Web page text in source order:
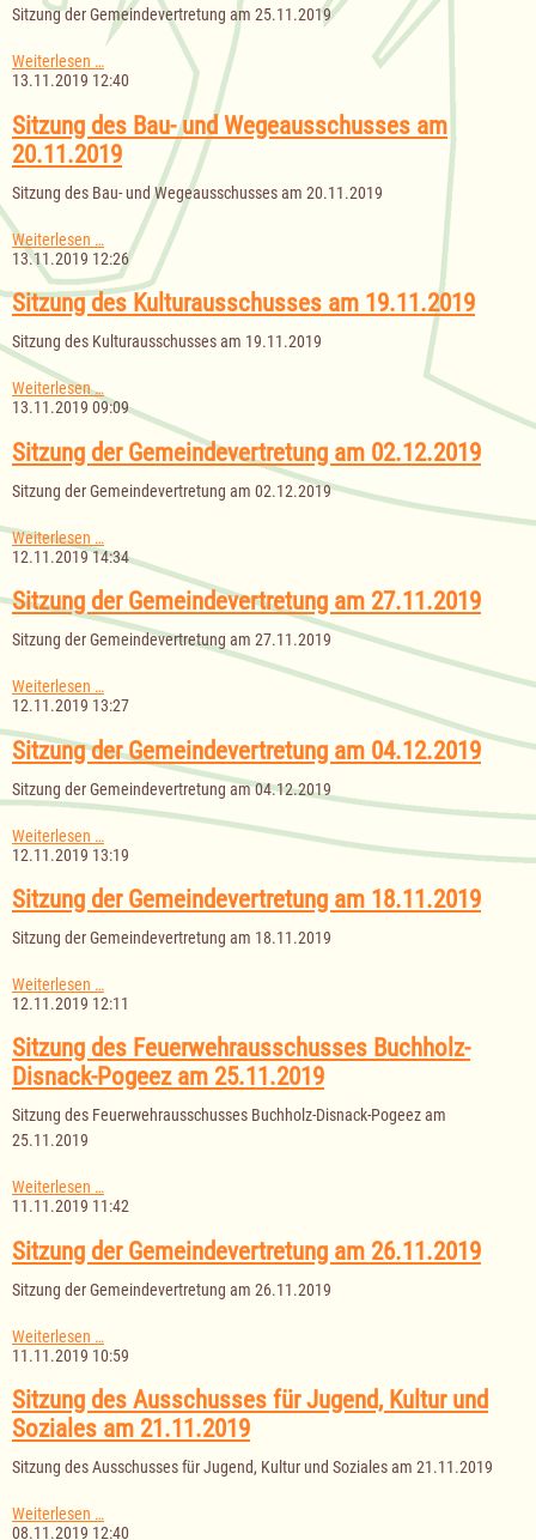
Sitzung der Gemeindevertretung am 25.11.2019
Weiterlesen …Sitzung
der
Gemeindevertretung
am
25.11.2019
13.11.2019 12:40
Sitzung des Bau- und Wegeausschusses am
20.11.2019
Sitzung des Bau- und Wegeausschusses am 20.11.2019
Weiterlesen … Sitzung
des
Bau-
und
Wegeausschusses
am
20.11.2019
13.11.2019 12:26
Sitzung des Kulturausschusses am 19.11.2019
Sitzung des Kulturausschusses am 19.11.2019
Weiterlesen …Sitzung
des
Kulturausschusses
am
19.11.2019
13.11.2019 09:09
Sitzung der Gemeindevertretung am 02.12.2019
Sitzung der Gemeindevertretung am 02.12.2019
Weiterlesen …
der
Gemeindevertretung
am
02.12.2019
12.11.2019 14:34
Sitzung der Gemeindevertretung am 27.11.2019
Sitzung der Gemeindevertretung am 27.11.2019
Weiterlesen …
der
am
27.11.2019
12.11.2019 13:27
Sitzung der Gemeindevertretung am 04.12.2019
Sitzung der Gemeindevertretung am 04.12.2019
Weiterlesen …
der
am
04.12.2019
12.11.2019 13:19
Sitzung der Gemeindevertretung am 18.11.2019
Sitzung der Gemeindevertretung am 18.11.2019
Weiterlesen …
der
am
18.11.2019
12.11.2019 12:11
Sitzung des Feuerwehrausschusses Buchholz-
Disnack-Pogeez am 25.11.2019
Sitzung des Feuerwehrausschusses Buchholz-Disnack-Pogeez am
25.11.2019
Weiterlesen …Sitzung
des
Buchholz-
Disnack-
Pogeez
am
11.11.2019 11:42
Sitzung der Gemeindevertretung am 26.11.2019
Sitzung der Gemeindevertretung am 26.11.2019
Weiterlesen …
der
am
26.11.2019
11.11.2019 10:59
Sitzung des Ausschusses für Jugend, Kultur und
Soziales am 21.11.2019
Sitzung des Ausschusses für Jugend, Kultur und Soziales am 21.11.2019
Weiterlesen …Sitzung
des
08.11.2019 12:40